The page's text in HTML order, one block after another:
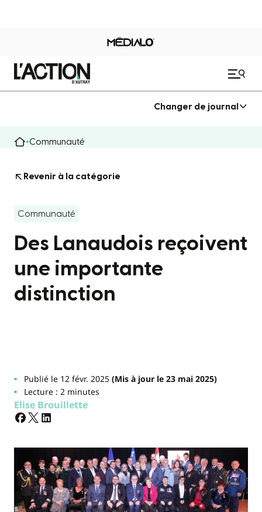
Changer de journal
Communauté
Revenir à la catégorie
Communauté
Des Lanaudois reçoivent
une importante
distinction
Publié le 12 févr. 2025(Mis à jour le 23 mai 2025)
Lecture : 2 minutes
Elise Brouillette